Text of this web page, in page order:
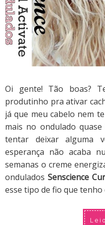
Oi gente! Tão boas?
produtinho pra ativar
já que meu cabelo nem
mais no ondulado
tentar deixar alguma
esperança não acaba
semanas o creme
ondulados Senscience
esse tipo de fio que tenho